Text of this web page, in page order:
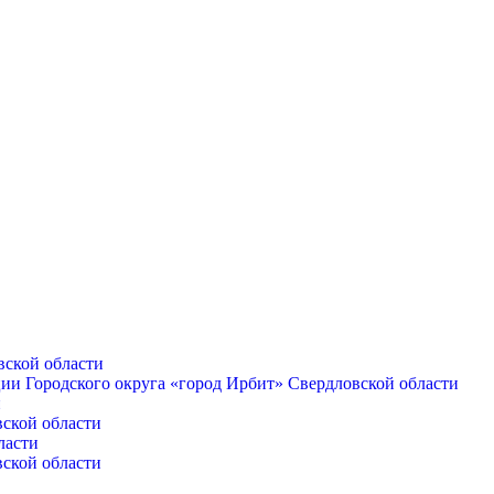
области
Городского округа «город Ирбит» Свердловской области
области
области